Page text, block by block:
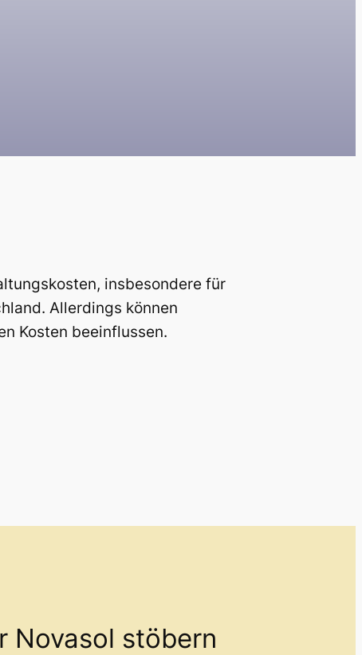
insbesondere für
Allerdings können
Kosten beeinflussen.
Novasol stöbern